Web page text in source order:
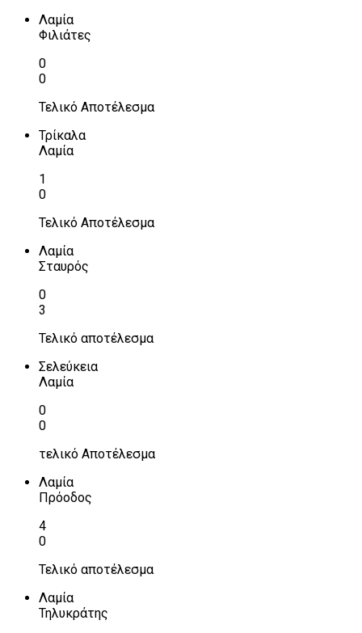
Λαμία
Φιλιάτες
0
0
Τελικό Αποτέλεσμα
Τρίκαλα
Λαμία
1
0
Τελικό Αποτέλεσμα
Λαμία
Σταυρός
0
3
Τελικό αποτέλεσμα
Σελεύκεια
Λαμία
0
0
τελικό Αποτέλεσμα
Λαμία
Πρόοδος
4
0
Τελικό αποτέλεσμα
Λαμία
Τηλυκράτης